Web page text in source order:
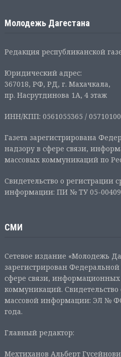
Молодежь Дагестана
Редакция республиканской
Юридический адрес:
367018, РФ, РД, г. Махачкала,
пр. Насрутдинова 1А, 4 этаж
ИНН/КПП: 0561055365 /
Газета зарегистрирована
надзору в сфере связи,
массовых коммуникаций по
Свидетельство о регистрации
информации: ПИ № ТУ 05-00409
СМИ
Сетевое издание «Молодежь
зарегистрирован
сфере связи,
коммуникаций. Свидетельство
массовой информации: ЭЛ №
года.
Главный редактор:
Мехтиханов Альберт